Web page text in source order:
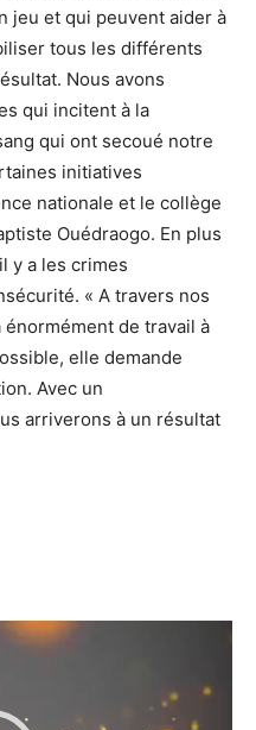
jeu et qui peuvent aider à
tous les différents
Nous avons
qui incitent à la
qui ont secoué notre
initiatives
nationale et le collège
Ouédraogo. En plus
y a les crimes
« A travers nos
énormément de travail à
elle demande
Avec un
arriverons à un résultat
Lecteur